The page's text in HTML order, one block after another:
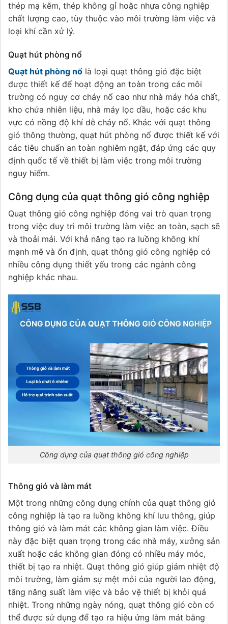
thép mạ kẽm, thép không gỉ hoặc nhựa công nghiệp
chất lượng cao, tùy thuộc vào môi trường làm việc và
loại khí cần xử lý.
Quạt hút phòng nổ
Quạt hút phòng nổ là loại quạt thông gió đặc biệt
được thiết kế để hoạt động an toàn trong các môi
trường có nguy cơ cháy nổ cao như nhà máy hóa chất,
kho chứa nhiên liệu, nhà máy lọc dầu, hoặc các khu
vực có nồng độ khí dễ cháy nổ. Khác với quạt thông
gió thông thường, quạt hút phòng nổ được thiết kế với
các tiêu chuẩn an toàn nghiêm ngặt, đáp ứng các quy
định quốc tế về thiết bị làm việc trong môi trường
nguy hiểm.
Công dụng của quạt thông gió công nghiệp
Quạt thông gió công nghiệp đóng vai trò quan trọng
trong việc duy trì môi trường làm việc an toàn, sạch sẽ
và thoải mái. Với khả năng tạo ra luồng không khí
mạnh mẽ và ổn định, quạt thông gió công nghiệp có
nhiều công dụng thiết yếu trong các ngành công
nghiệp khác nhau.
Công dụng của quạt thông gió công nghiệp
Thông gió và làm mát
Một trong những công dụng chính của quạt thông gió
công nghiệp là tạo ra luồng không khí lưu thông, giúp
thông gió và làm mát các không gian làm việc. Điều
này đặc biệt quan trọng trong các nhà máy, xưởng sản
xuất hoặc các không gian đóng có nhiều máy móc,
thiết bị tạo ra nhiệt. Quạt thông gió giúp giảm nhiệt độ
môi trường, làm giảm sự mệt mỏi của người lao động,
tăng năng suất làm việc và bảo vệ thiết bị khỏi quá
nhiệt. Trong những ngày nóng, quạt thông gió còn có
thể được sử dụng để tạo ra hiệu ứng làm mát bằng